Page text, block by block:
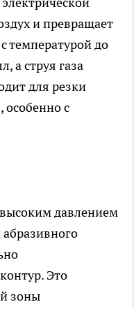
и превращает
температурой до
а струя газа
для резки
особенно с
давлением
Это
зоны